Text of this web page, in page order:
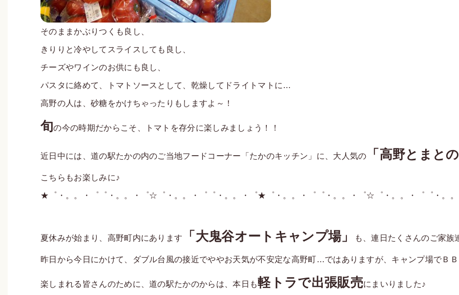
そのままかぶりつくも良し、
きりりと冷やしてスライスしても良し、
チーズやワインのお供にも良し、
パスタに絡めて、トマトソースとして、乾燥してドライトマトに…
高野の人は、砂糖をかけちゃったりもしますよ～！
旬の今の時期だからこそ、トマトを存分に楽しみましょう！！
近日中には、道の駅たかの内のご当地フードコーナー「たかのキッチン」に、大人気の 「高野とまと
こちらもお楽しみに♪
★゜・。。・゜゜・。。・゜☆゜・。。・゜゜・。。・゜★゜・。。・゜゜・。。・゜☆゜・。。・゜゜・。
夏休みが始まり、高野町内にあります 「大鬼谷オートキャンプ場」 も、連日たくさんのご家族
昨日から今日にかけて、ダブル台風の接近でややお天気が不安定な高野町…ではありますが、キャンプ場でＢ
楽しまれる皆さんのために、道の駅たかのからは、本日も軽トラで出張販売にまいりました♪